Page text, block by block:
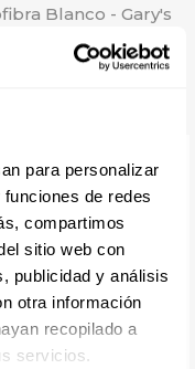
para personalizar
de redes
compartimos
sitio web con
publicidad y análisis
otra información
recopilado a
servicios.
Blanco - Gary's